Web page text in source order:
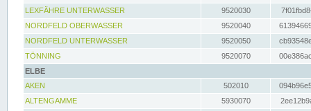
LEXFÄHRE UNTERWASSER
9520030
NORDFELD OBERWASSER
9520040
NORDFELD UNTERWASSER
9520050
TÖNNING
9520070
ELBE
AKEN
502010
ALTENGAMME
5930070